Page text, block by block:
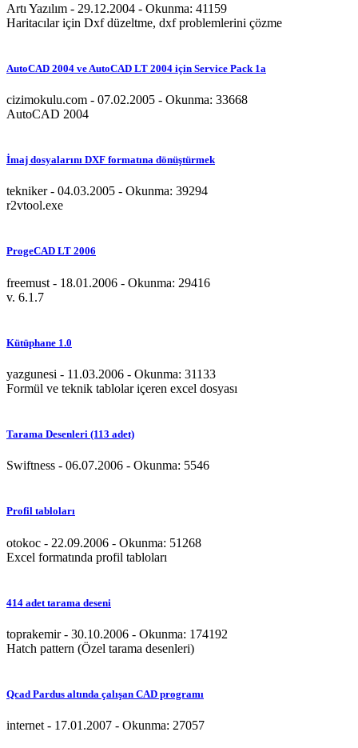
Artı Yazılım - 29.12.2004 - Okunma: 41159
Haritacılar için Dxf düzeltme, dxf problemlerini çözme
AutoCAD 2004 ve AutoCAD LT 2004 için Service Pack 1a
cizimokulu.com - 07.02.2005 - Okunma: 33668
AutoCAD 2004
İmaj dosyalarını DXF formatına dönüştürmek
tekniker - 04.03.2005 - Okunma: 39294
r2vtool.exe
ProgeCAD LT 2006
freemust - 18.01.2006 - Okunma: 29416
v. 6.1.7
Kütüphane 1.0
yazgunesi - 11.03.2006 - Okunma: 31133
Formül ve teknik tablolar içeren excel dosyası
Tarama Desenleri (113 adet)
Swiftness - 06.07.2006 - Okunma: 5546
Profil tabloları
otokoc - 22.09.2006 - Okunma: 51268
Excel formatında profil tabloları
414 adet tarama deseni
toprakemir - 30.10.2006 - Okunma: 174192
Hatch pattern (Özel tarama desenleri)
Qcad Pardus altında çalışan CAD programı
internet - 17.01.2007 - Okunma: 27057